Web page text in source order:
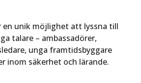
en unik möjlighet att lyssna till
talare – ambassadörer,
unga framtidsbyggare
inom säkerhet och lärande.